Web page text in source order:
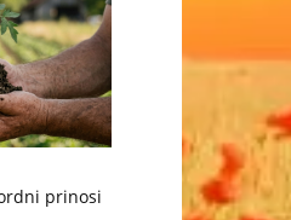
prinosi